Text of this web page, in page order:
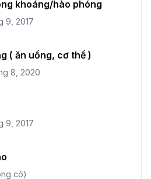
khoáng/hào phóng
9, 2017
( ăn uống, cơ thể )
8, 2020
9, 2017
có)